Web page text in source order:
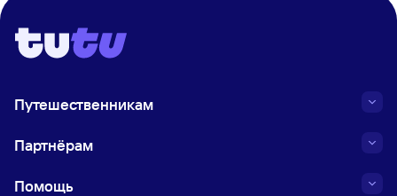
Путешественникам
Партнёрам
Помощь